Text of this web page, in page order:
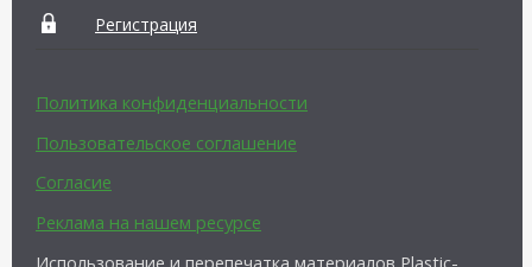
Регистрация
Политика конфиденциальности
Пользовательское соглашение
Согласие
Реклама на нашем ресурсе
Использование и перепечатка материалов Plastic-